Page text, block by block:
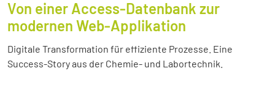
Von einer Access-Datenbank zur
modernen Web-Applikation
Digitale Transformation für effiziente Prozesse. Eine
Success-Story aus der Chemie- und Labortechnik.